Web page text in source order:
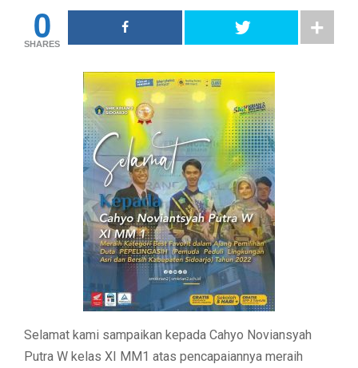
0
SHARES
Selamat kami sampaikan kepada Cahyo Noviansyah
Putra W kelas XI MM1 atas pencapaiannya meraih